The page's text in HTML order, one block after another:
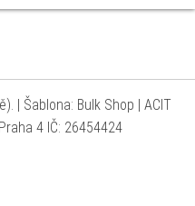
| Šablona: Bulk Shop | ACIT
4 IČ: 26454424